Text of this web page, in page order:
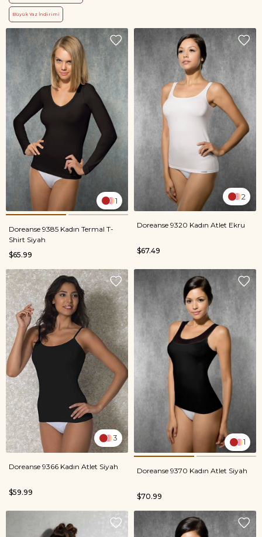
Büyük Yaz İndirimi
1
Doreanse 9385 Kadın Termal T-
Shirt Siyah
$65.99
2
Doreanse 9320 Kadın Atlet Ekru
$67.49
3
Doreanse 9366 Kadın Atlet Siyah
$59.99
1
Doreanse 9370 Kadın Atlet Siyah
$70.99